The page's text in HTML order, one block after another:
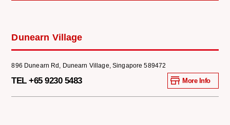
Dunearn Village
896 Dunearn Rd, Dunearn Village, Singapore 589472
TEL +65 9230 5483 More Info